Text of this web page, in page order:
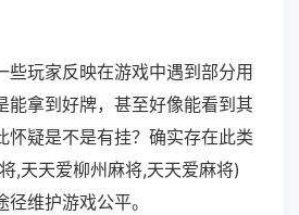
些玩家反映在游戏中遇到部分用
能拿到好牌，甚至好像能看到其
怀疑是不是有挂？确实存在此类
,天天爱柳州麻将,天天爱麻将)
维护游戏公平。